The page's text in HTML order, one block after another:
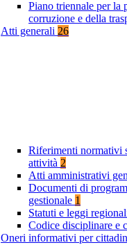
Piano triennale per la
corruzione e della
Atti generali 26
Riferimenti normativi
attività 2
Atti amministrativi
Documenti di
gestionale 1
Statuti e leggi
Codice disciplinare e
Oneri informativi per